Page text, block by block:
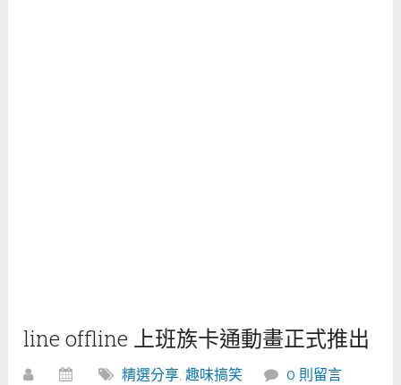
line offline 上班族卡通動畫正式推出
精選分享,趣味搞笑 0 則留言